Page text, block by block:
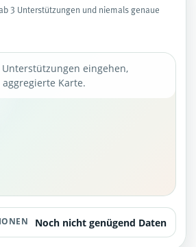
3 Unterstützungen und niemals genaue
eingehen,
Karte.
Noch nicht genügend Daten